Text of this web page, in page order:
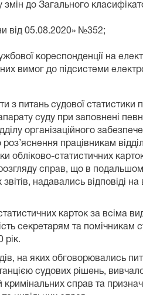
до Загального
від 05.08.2020» №352;
кореспонденції на
вимог до підсистеми
з питань судової статистики
суду при заповнені
організаційного
працівникам
обліково-статистичних
розгляду справ, що в
надавались відповіді на
карток за всіма
секретарям та помічникам
рік.
на яких обговорювались
судових рішень,
справ та